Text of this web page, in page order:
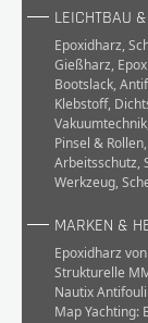
LEICHTBAU
Epoxidharz,
Gießharz,
Bootslack,
Klebstoff,
Vakuumtechnik
Pinsel & Rollen,
Arbeitsschutz,
Werkzeug,
MARKEN &
Epoxidharz
Strukturelle
Nautix
Map Yachting: